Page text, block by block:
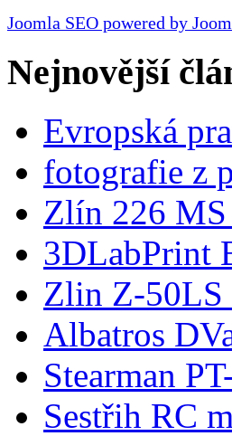
Joomla SEO powered by
Nejnovější
Evropská
fotografie z
Zlín 226
3DLabPrint
Zlin Z-50LS
Albatros
Stearman
Sestřih RC